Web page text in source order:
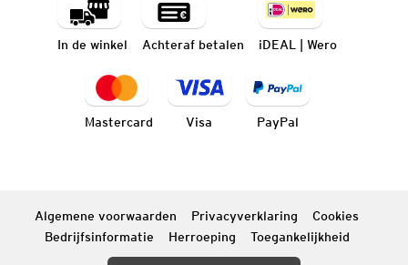
In de winkel Achteraf betalen iDEAL | Wero
Mastercard Visa PayPal
Algemene voorwaarden Privacyverklaring
Cookies
Bedrijfsinformatie
Herroeping Toegankelijkheid